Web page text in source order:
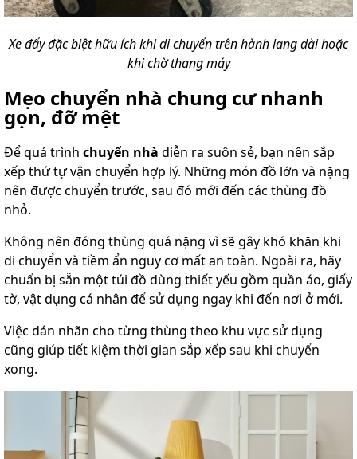
Xe đẩy đặc biệt hữu ích khi di chuyển trên hành lang dài hoặc
khi chờ thang máy
Mẹo chuyển nhà chung cư nhanh
gọn, đỡ mệt
Để quá trình chuyển nhà diễn ra suôn sẻ, bạn nên sắp
xếp thứ tự vận chuyển hợp lý. Những món đồ lớn và nặng
nên được chuyển trước, sau đó mới đến các thùng đồ
nhỏ.
Không nên đóng thùng quá nặng vì sẽ gây khó khăn khi
di chuyển và tiềm ẩn nguy cơ mất an toàn. Ngoài ra, hãy
chuẩn bị sẵn một túi đồ dùng thiết yếu gồm quần áo, giấy
tờ, vật dụng cá nhân để sử dụng ngay khi đến nơi ở mới.
Việc dán nhãn cho từng thùng theo khu vực sử dụng
cũng giúp tiết kiệm thời gian sắp xếp sau khi chuyển
xong.